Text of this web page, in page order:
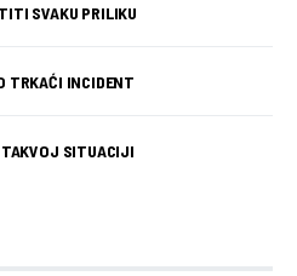
SVAKU PRILIKU
TRKAĆI INCIDENT
SITUACIJI